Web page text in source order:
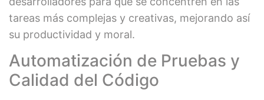
tareas más complejas y creativas, mejorando así
su productividad y moral.
Automatización de Pruebas y
Calidad del Código